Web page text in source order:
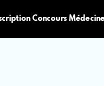
Concours Médecine